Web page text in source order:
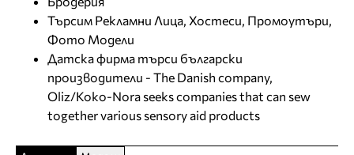
Търсим Рекламни Лица, Хостеси, Промоутъри,
Фото Модели
Датска фирма търси български
производители - The Danish company,
Oliz/Koko-Nora seeks companies that can sew
together various sensory aid products